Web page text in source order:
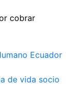
Ecuador
de vida socio